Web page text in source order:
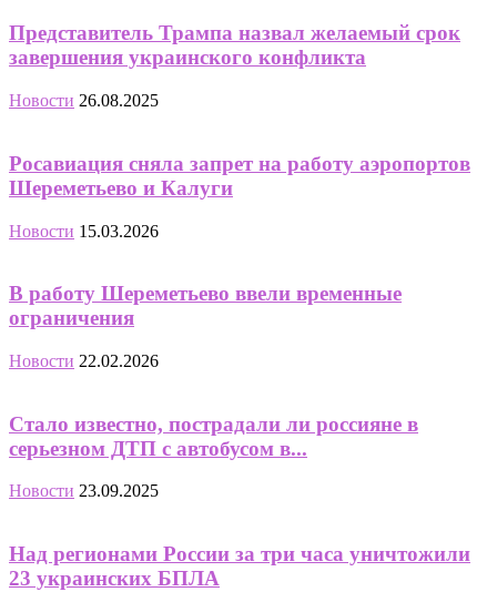
Представитель Трампа назвал желаемый срок
завершения украинского конфликта
Новости 26.08.2025
Росавиация сняла запрет на работу аэропортов
Шереметьево и Калуги
Новости 15.03.2026
В работу Шереметьево ввели временные
ограничения
Новости 22.02.2026
Стало известно, пострадали ли россияне в
серьезном ДТП с автобусом в...
Новости 23.09.2025
Над регионами России за три часа уничтожили
23 украинских БПЛА